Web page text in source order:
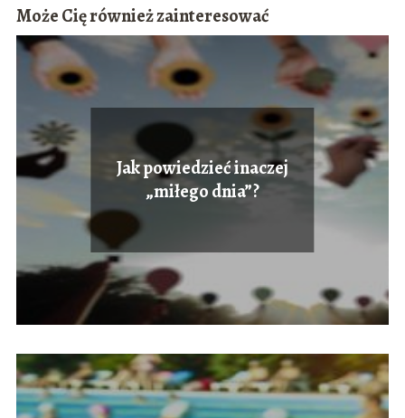
Może Cię również zainteresować
Jak powiedzieć inaczej
„miłego dnia”?